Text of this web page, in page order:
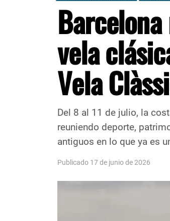
vela
Vela
Del 8 al 11 de julio, la
reuniendo deporte,
antiguos en lo que ya es
Publicado 17 de junio de 2026